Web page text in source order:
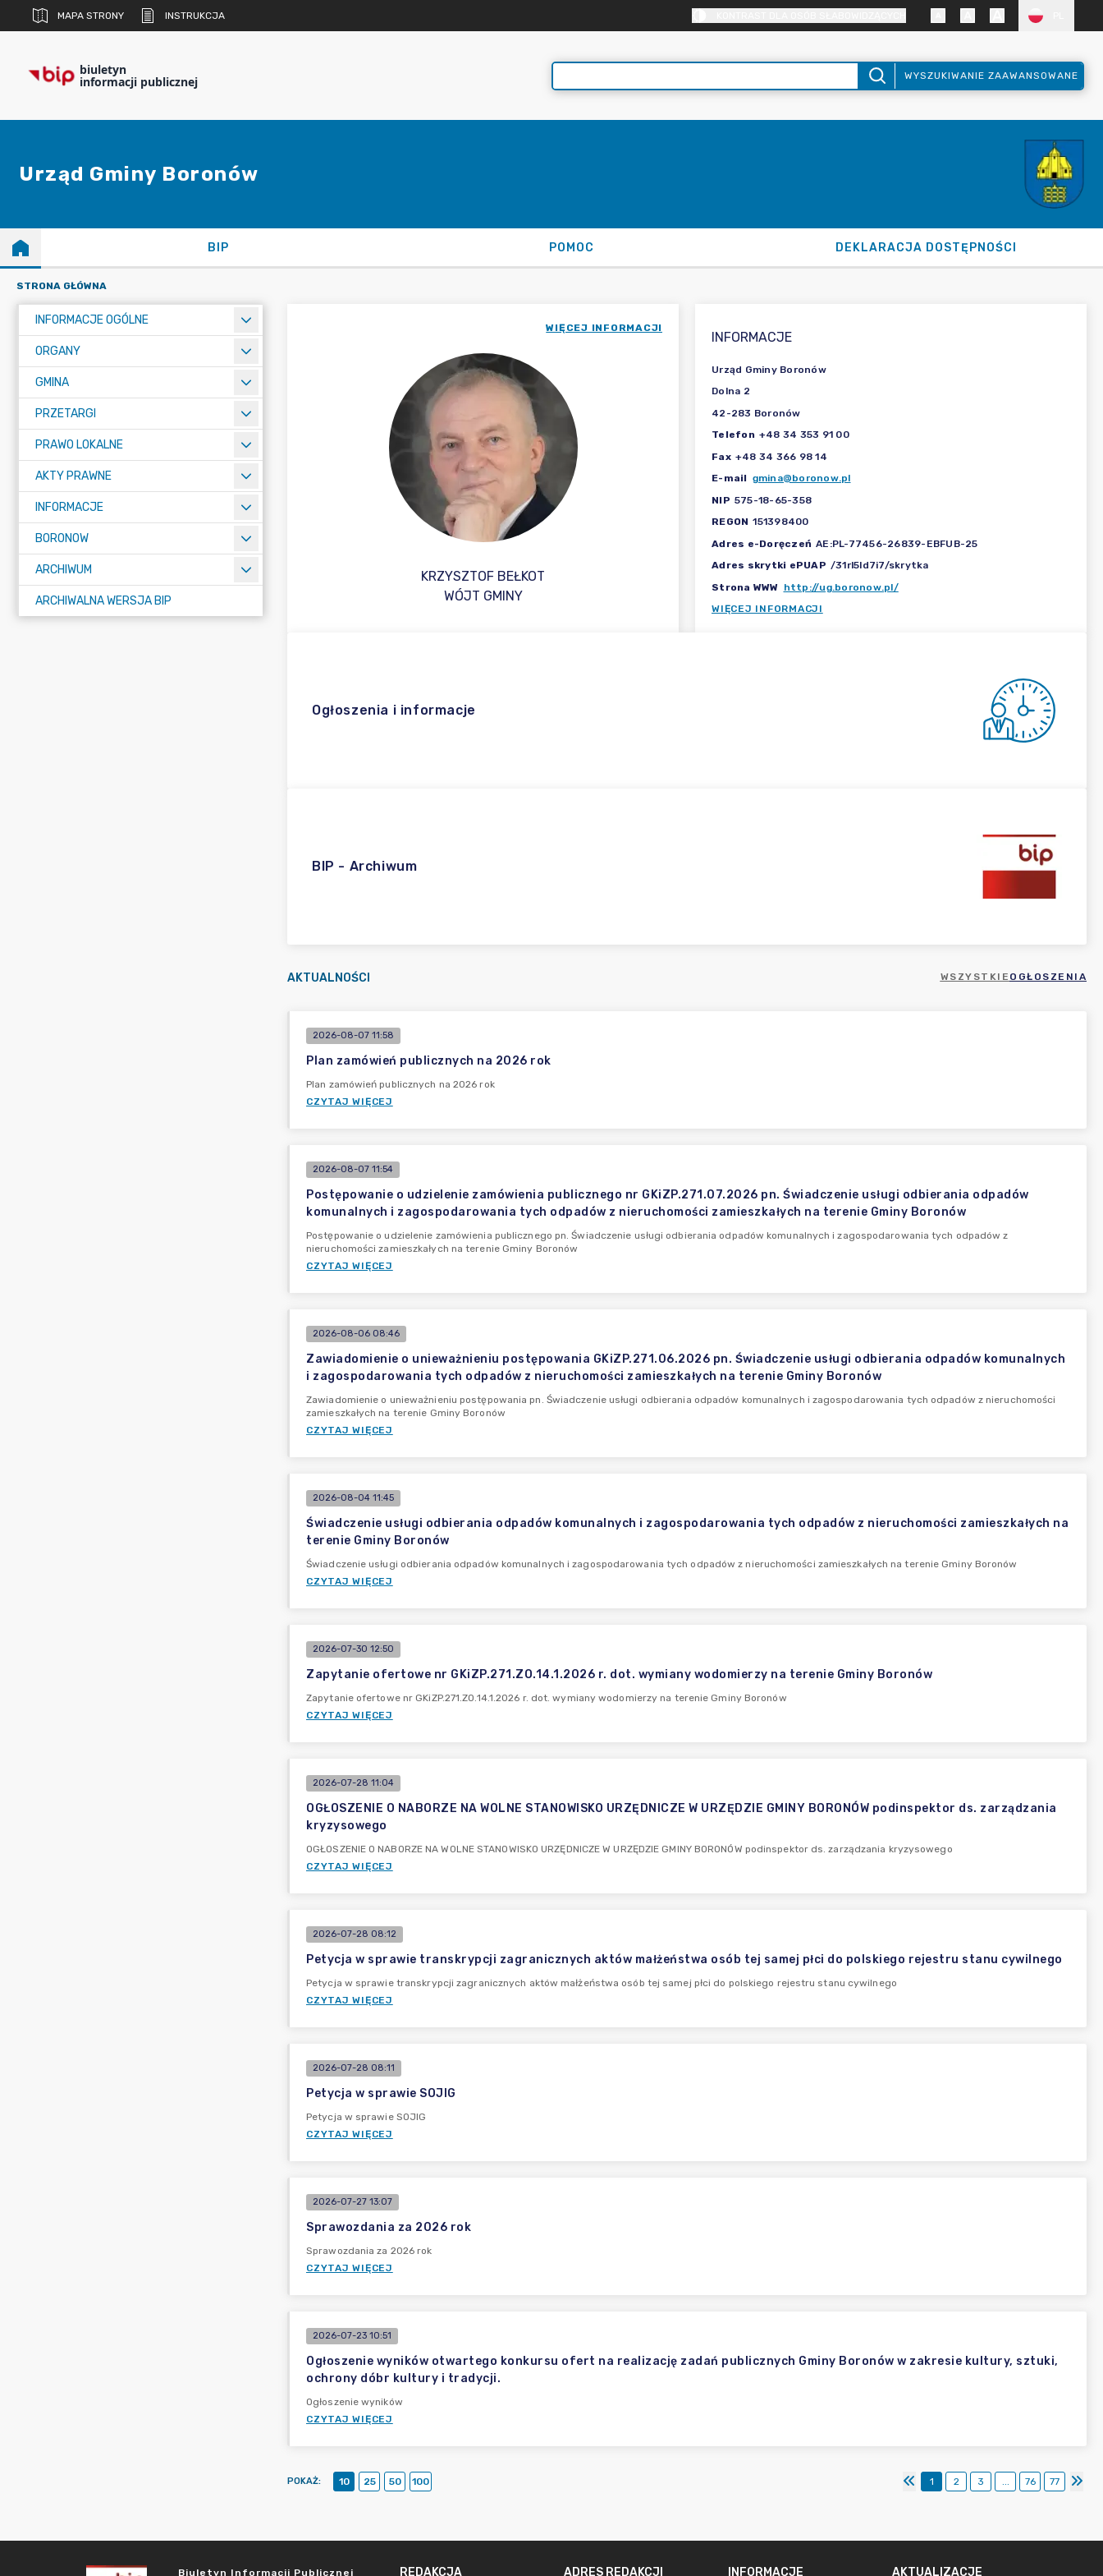
MAPA STRONY INSTRUKCJA
biuletyn
informacji publicznej WYSZUKIWANIE ZAAWANSOWANE
Urząd Gminy Boronów
BIP POMOC DEKLARACJA DOSTĘPNOŚCI
STRONA GŁÓWNA
INFORMACJE OGÓLNE
ORGANY
GMINA
PRZETARGI
PRAWO LOKALNE
AKTY PRAWNE
INFORMACJE
BORONOW
ARCHIWUM
ARCHIWALNA WERSJA BIP
KRZYSZTOF BEŁKOT
WIĘCEJ INFORMACJI
WÓJT GMINY
INFORMACJE
Urząd Gminy Boronów
Dolna 2
42-283 Boronów
Telefon +48 34 353 91 00
Fax +48 34 366 98 14
E-mail gmina@boronow.pl
NIP 575-18-65-358
REGON 151398400
Adres e-Doręczeń AE:PL-77456-26839-EBFUB-25
Adres skrytki ePUAP /31rl5ld7i7/skrytka
Strona WWW http://ug.boronow.pl/
WIĘCEJ INFORMACJI
Ogłoszenia i informacje
BIP - Archiwum
AKTUALNOŚCI WSZYSTKIE OGŁOSZENIA
2026-08-07 11:58
Plan zamówień publicznych na 2026 rok
Plan zamówień publicznych na 2026 rok
CZYTAJ WIĘCEJ
2026-08-07 11:54
Postępowanie o udzielenie zamówienia publicznego nr GKiZP.271.07.2026 pn. Świadczenie usługi odbierania odpadów
komunalnych i zagospodarowania tych odpadów z nieruchomości zamieszkałych na terenie Gminy Boronów
Postępowanie o udzielenie zamówienia publicznego pn. Świadczenie usługi odbierania odpadów komunalnych i zagospodarowania tych odpadów z
nieruchomości zamieszkałych na terenie Gminy Boronów
CZYTAJ WIĘCEJ
2026-08-06 08:46
Zawiadomienie o unieważnieniu postępowania GKiZP.271.06.2026 pn. Świadczenie usługi odbierania odpadów komunalnych
i zagospodarowania tych odpadów z nieruchomości zamieszkałych na terenie Gminy Boronów
Zawiadomienie o unieważnieniu postępowania pn. Świadczenie usługi odbierania odpadów komunalnych i zagospodarowania tych odpadów z nieruchomości
zamieszkałych na terenie Gminy Boronów
CZYTAJ WIĘCEJ
2026-08-04 11:45
Świadczenie usługi odbierania odpadów komunalnych i zagospodarowania tych odpadów z nieruchomości zamieszkałych na
terenie Gminy Boronów
Świadczenie usługi odbierania odpadów komunalnych i zagospodarowania tych odpadów z nieruchomości zamieszkałych na terenie Gminy Boronów
CZYTAJ WIĘCEJ
2026-07-30 12:50
Zapytanie ofertowe nr GKiZP.271.ZO.14.1.2026 r. dot. wymiany wodomierzy na terenie Gminy Boronów
Zapytanie ofertowe nr GKiZP.271.ZO.14.1.2026 r. dot. wymiany wodomierzy na terenie Gminy Boronów
CZYTAJ WIĘCEJ
2026-07-28 11:04
OGŁOSZENIE O NABORZE NA WOLNE STANOWISKO URZĘDNICZE W URZĘDZIE GMINY BORONÓW podinspektor ds. zarządzania
kryzysowego
OGŁOSZENIE O NABORZE NA WOLNE STANOWISKO URZĘDNICZE W URZĘDZIE GMINY BORONÓW podinspektor ds. zarządzania kryzysowego
CZYTAJ WIĘCEJ
2026-07-28 08:12
Petycja w sprawie transkrypcji zagranicznych aktów małżeństwa osób tej samej płci do polskiego rejestru stanu cywilnego
Petycja w sprawie transkrypcji zagranicznych aktów małżeństwa osób tej samej płci do polskiego rejestru stanu cywilnego
CZYTAJ WIĘCEJ
2026-07-28 08:11
Petycja w sprawie SOJIG
Petycja w sprawie SOJIG
CZYTAJ WIĘCEJ
2026-07-27 13:07
Sprawozdania za 2026 rok
Sprawozdania za 2026 rok
CZYTAJ WIĘCEJ
2026-07-23 10:51
Ogłoszenie wyników otwartego konkursu ofert na realizację zadań publicznych Gminy Boronów w zakresie kultury, sztuki,
ochrony dóbr kultury i tradycji.
Ogłoszenie wyników
CZYTAJ WIĘCEJ
POKAŻ: 10 25 50 100 1 2 3 ... 76 77
Biuletyn Informacji Publicznej REDAKCJA ADRES REDAKCJI INFORMACJE AKTUALIZACJE